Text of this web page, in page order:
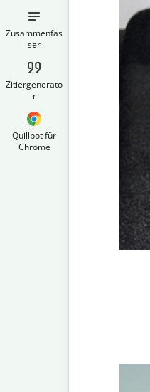
Zusammenfas
ser
Zitiergenerato
r
Quillbot für
Chrome